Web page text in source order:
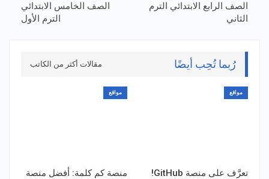
الصف الرابع الابتدائي الترم
الثاني
الصف الخامس الابتدائي
الترم الأول
رُبما تُحِب أيضًا مقالات أكثر من الكاتب
مواقع
تعرَّف على منصة GitHub!
مواقع
منصة كم كلمة: أفضل منصة